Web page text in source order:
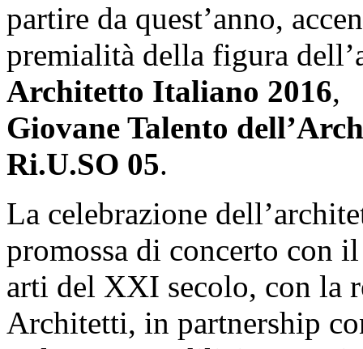
partire da quest’anno,
premialità della figura
Architetto Italiano 2016,
Giovane Talento
Ri.U.SO 05.
La celebrazione
promossa di concerto con
arti del XXI secolo, con la
Architetti, in partnership